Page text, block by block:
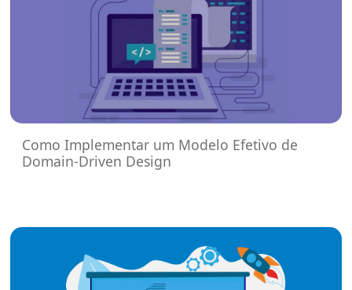
Como Implementar um Modelo Efetivo de
Domain-Driven Design